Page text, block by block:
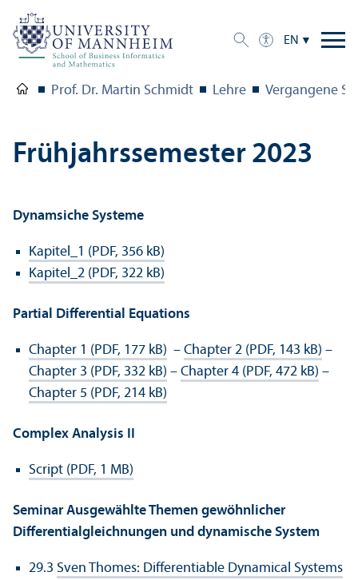
EN
Prof. Dr. Martin Schmidt Lehre Vergangene
Frühjahrssemester 2023
Dynamsiche Systeme
Kapitel_1 (PDF, 356 kB)
Kapitel_2 (PDF, 322 kB)
Partial Differential Equations
Chapter 1 (PDF, 177 kB) – Chapter 2 (PDF, 143 kB) –
Chapter 3 (PDF, 332 kB) – Chapter 4 (PDF, 472 kB) –
Chapter 5 (PDF, 214 kB)
Complex Analysis II
Script (PDF, 1 MB)
Seminar Ausgewählte Themen gewöhnlicher
Differentialgleichnungen und dynamische System
29.3 Sven Thomes: Differentiable Dynamical Systems